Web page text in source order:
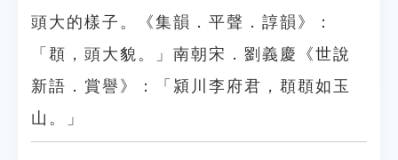
頭大的樣子。《集韻．平聲．諄韻》：
「頵，頭大貌。」南朝宋．劉義慶《世說
新語．賞譽》：「潁川李府君，頵頵如玉
山。」